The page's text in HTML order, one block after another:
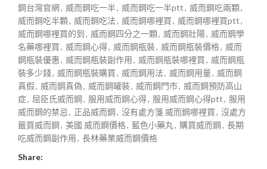
鋼台灣官網, 威而鋼吃一半, 威而鋼吃一半ptt, 威而鋼吃兩顆,
威而鋼吃半顆, 威而鋼吃法, 威而鋼哪裡買, 威而鋼哪裡買ptt,
威而鋼哪裡買的到, 威而鋼四分之一顆, 威而鋼壯陽, 威而鋼學
名藥哪裡買, 威而鋼心得, 威而鋼瓶裝, 威而鋼瓶裝價格, 威而
鋼瓶裝優惠, 威而鋼瓶裝副作用, 威而鋼瓶裝哪裡買, 威而鋼瓶
裝多少錢, 威而鋼瓶裝購買, 威而鋼用法, 威而鋼用量, 威而鋼
真假, 威而鋼真偽, 威而鋼罐裝, 威而鋼門市, 威而鋼預防高山
症, 屈臣氏威而鋼, 服用威而鋼心得, 服用威而鋼心得ptt, 服用
威而鋼的禁忌, 正品威而鋼, 沒有處方箋 威而鋼哪裡買, 沒處方
籤買威而鋼, 美國 威而鋼價格, 藍色小藥丸, 購買威而鋼, 長期
吃威而鋼副作用, 長林藥業威而鋼價格
Share: